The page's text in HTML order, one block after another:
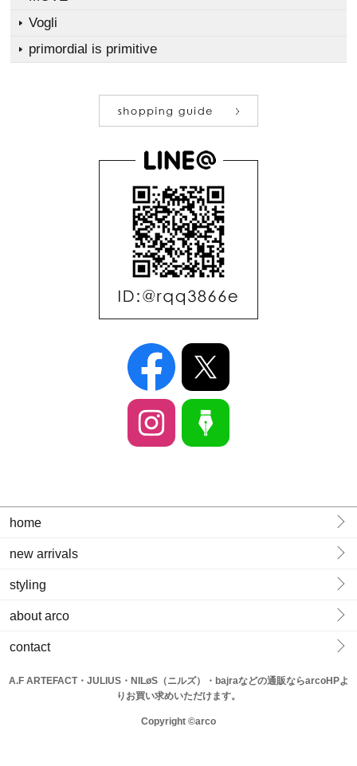
Vogli
primordial is primitive
home
new arrivals
styling
about arco
contact
A.F ARTEFACT・JULIUS・NILøS（ニルズ）・bajraなどの通販ならarcoHPよ
りお買い求めいただけます。
Copyright ©arco